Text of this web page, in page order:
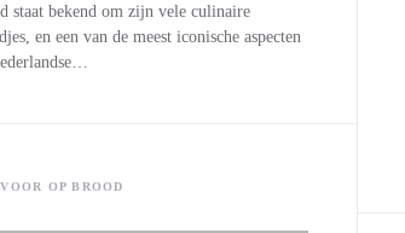
staat bekend om zijn vele culinaire
en een van de meest iconische aspecten
VOOR OP BROOD